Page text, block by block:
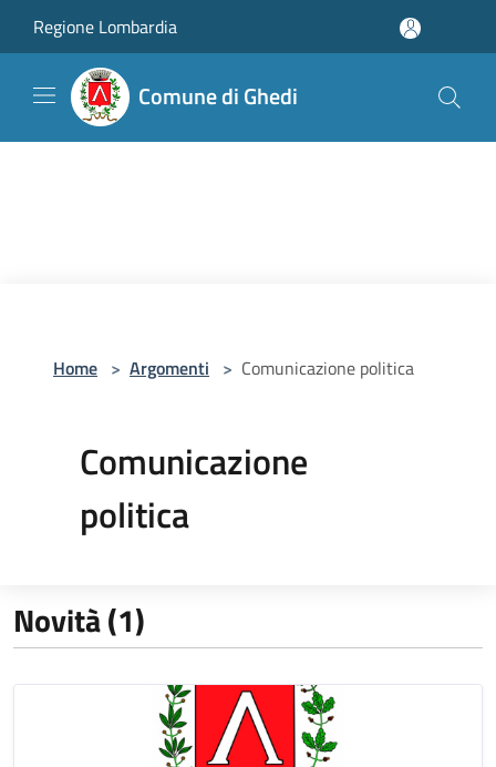
Regione Lombardia
Comune di Ghedi
Home > Argomenti > Comunicazione politica
Comunicazione
politica
Novità (1)